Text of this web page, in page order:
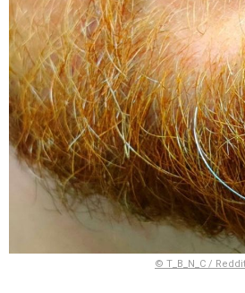
© T_B_N_C / Reddit